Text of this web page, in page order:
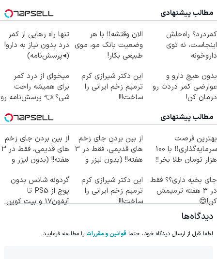
مطالب پیشنهادی
کمردرد؟ راه‌حلش
اینجاست، نه توی
داروخونه
الان وقتشه‼️ با هر
وضعیت بانک مو، موی
طبیعی بکار!
تنها راه رهایی از کمر
درد بدون نیاز به دارو!
(◂پرسش‌نامه)
بدون هیچ دارو و
عوارضی کمر دردت رو
درمان کن!
این دکتر شیرازی کرم
ترمیم زخم ایرانی را
ساخت!!!
میخوای از درد کمر
برای همیشه راحت
شی؟ 👈 پرسش‌نامه رو
مطالب پیشنهادی
بهترین فرصت
سرمایه‌گذاری‼️ با 100
هزار تومان طلا بخر‼️
از بین بردن جای زخم
های قدیمی، فقط در 3
هفته!! (بدون لیزر و
از بین بردن جای زخم
های قدیمی، فقط در 3
هفته!! (بدون لیزر و
جای بخیه داری؟؟ فقط
در 3 هفته ترمیمش
کن!😍
این دکتر شیرازی کرم
ترمیم زخم ایرانی را
ساخت!!!
گردونه شانس بدون
پوچ از PS5 تا
آیفون17 و بیت کوین
دیدگاه‌ها
لطفا قبل از ارسال دیدگاه خود، حتما قوانین و مقررات را مطالعه فرمایید.